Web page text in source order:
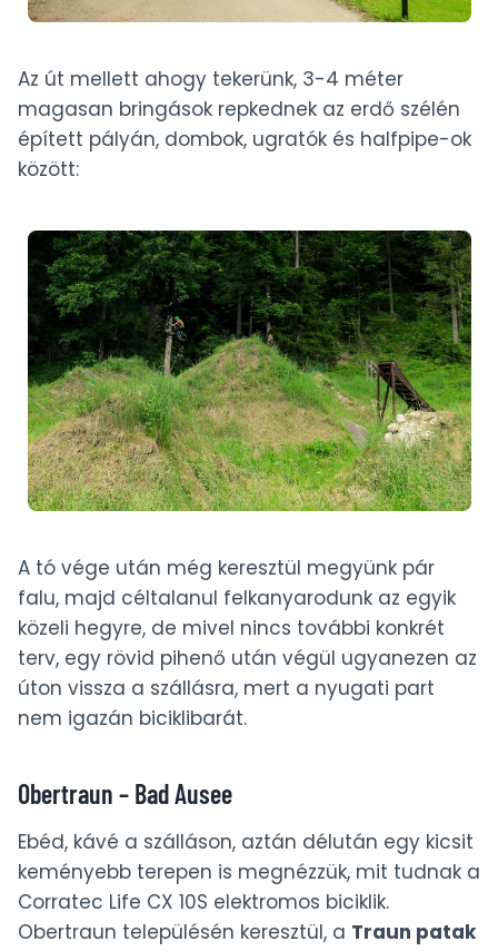
Az út mellett ahogy tekerünk, 3-4 méter
magasan bringások repkednek az erdő szélén
épített pályán, dombok, ugratók és halfpipe-ok
között:
A tó vége után még keresztül megyünk pár
falu, majd céltalanul felkanyarodunk az egyik
közeli hegyre, de mivel nincs további konkrét
terv, egy rövid pihenő után végül ugyanezen az
úton vissza a szállásra, mert a nyugati part
nem igazán biciklibarát.
Obertraun – Bad Ausee
Ebéd, kávé a szálláson, aztán délután egy kicsit
keményebb terepen is megnézzük, mit tudnak a
Corratec Life CX 10S elektromos biciklik.
Obertraun településén keresztül, a Traun patak